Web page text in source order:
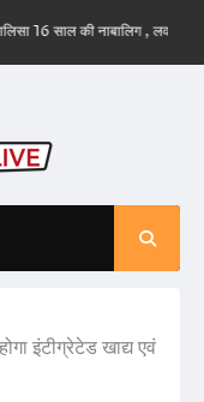
की नाबालिग , लव जिहाद के
इंटीग्रेटेड खाद्य एवं